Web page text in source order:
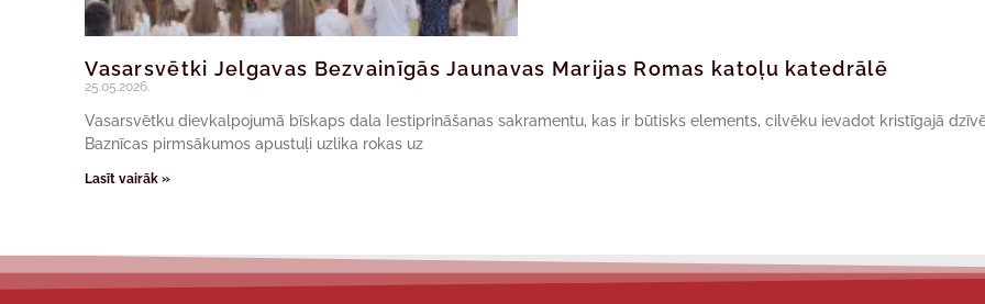
Vasarsvētki Jelgavas Bezvainīgās Jaunavas Marijas Romas katoļu katedrālē
25.05.2026.
Vasarsvētku dievkalpojumā bīskaps dala Iestiprināšanas sakramentu, kas ir būtisks elements, cilvēku ievadot kristīgajā
Baznīcas pirmsākumos apustuļi uzlika rokas uz
Lasīt vairāk »